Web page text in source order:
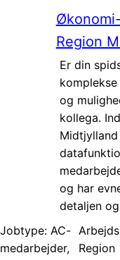
Region
Er din
og
kollega.
og har
detaljen
Jobtype: AC-
medarbejder,
Region